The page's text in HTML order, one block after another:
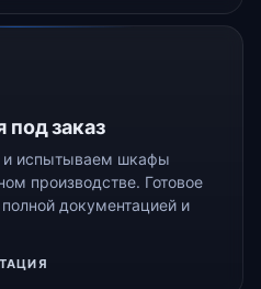
заказ
и испытываем шкафы
производстве. Готовое
документацией и